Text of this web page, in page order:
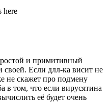
here
и примитивный
Если длл-ка висит не
не скажет про подмену
в том, что если вирусятина
её будет очень